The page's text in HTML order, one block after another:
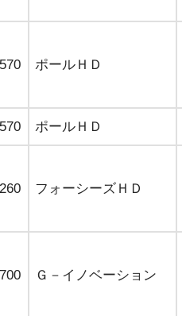
ポールＨＤ
ポールＨＤ
フォーシーズＨＤ
Ｇ－イノベーション